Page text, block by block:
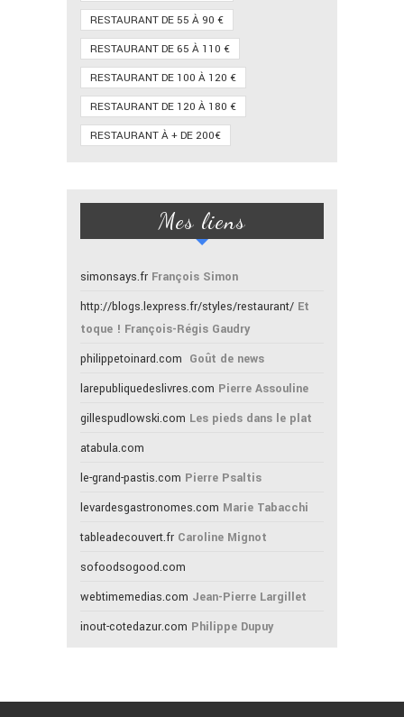
RESTAURANT DE 55 À 90 €
RESTAURANT DE 65 À 110 €
RESTAURANT DE 100 À 120 €
RESTAURANT DE 120 À 180 €
RESTAURANT À + DE 200€
Mes liens
simonsays.fr François Simon
http://blogs.lexpress.fr/styles/restaurant/ Et
toque ! François-Régis Gaudry
philippetoinard.com Goût de news
larepubliquedeslivres.com Pierre Assouline
gillespudlowski.com Les pieds dans le plat
atabula.com
le-grand-pastis.com Pierre Psaltis
levardesgastronomes.com Marie Tabacchi
tableadecouvert.fr Caroline Mignot
sofoodsogood.com
webtimemedias.com Jean-Pierre Largillet
inout-cotedazur.com Philippe Dupuy